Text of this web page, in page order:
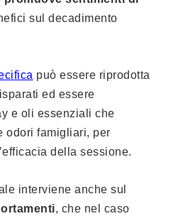
sul decadimento
può essere riprodotta
ed essere
e oli essenziali che
odori famigliari, per
della sessione.
interviene anche sul
, che nel caso